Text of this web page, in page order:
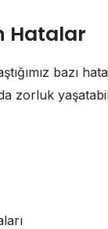
Hatalar
bazı
zorluk